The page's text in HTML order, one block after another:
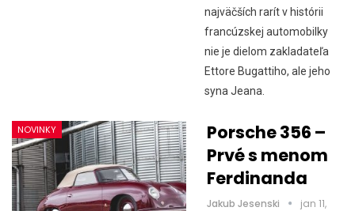
najväčších rarít v histórii
francúzskej automobilky
nie je dielom zakladateľa
Ettore Bugattiho, ale jeho
syna Jeana.
NOVINKY
Porsche 356 –
Prvé s menom
Ferdinanda
Jakub Jesenski
jan 11,